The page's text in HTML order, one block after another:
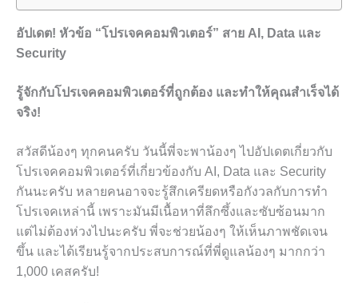
อัปเดต! หัวข้อ “โปรเจคคอมพิวเตอร์” สาย AI, Data และ
Security
รู้จักกับโปรเจคคอมพิวเตอร์ที่ถูกต้อง และทำให้คุณสำเร็จได้
จริง!
สวัสดีน้องๆ ทุกคนครับ วันนี้พี่จะพาน้องๆ ไปอัปเดตเกี่ยวกับ
โปรเจคคอมพิวเตอร์ที่เกี่ยวข้องกับ AI, Data และ Security
กันนะครับ หลายคนอาจจะรู้สึกเครียดหรือกังวลกับการทำ
โปรเจคเหล่านี้ เพราะมันมีเนื้อหาที่ลึกซึ้งและซับซ้อนมาก
แต่ไม่ต้องห่วงไปนะครับ พี่จะช่วยน้องๆ ให้เห็นภาพชัดเจน
ขึ้น และได้เรียนรู้จากประสบการณ์ที่พี่ดูแลน้องๆ มากกว่า
1,000 เคสครับ!